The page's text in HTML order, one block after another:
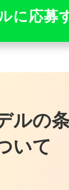
に応募
ルの
いて